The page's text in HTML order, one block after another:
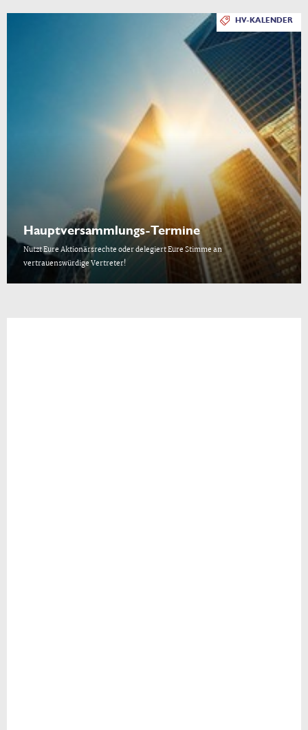
HV-KALENDER
Hauptversammlungs-Termine
Nutzt Eure Aktionärsrechte oder delegiert Eure Stimme an
vertrauenswürdige Vertreter!